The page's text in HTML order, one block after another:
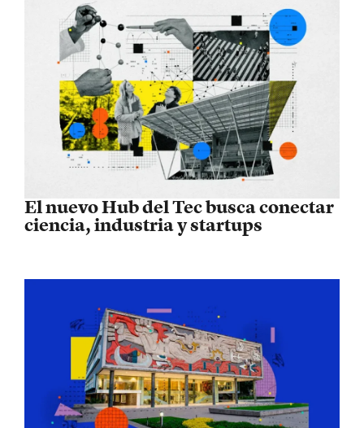
El nuevo Hub del Tec busca conectar
ciencia, industria y startups